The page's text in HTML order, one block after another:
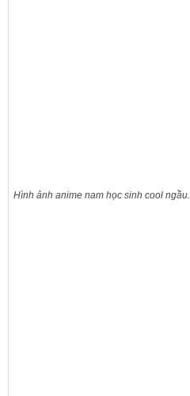
Hình ảnh anime nam học sinh cool ngầu.